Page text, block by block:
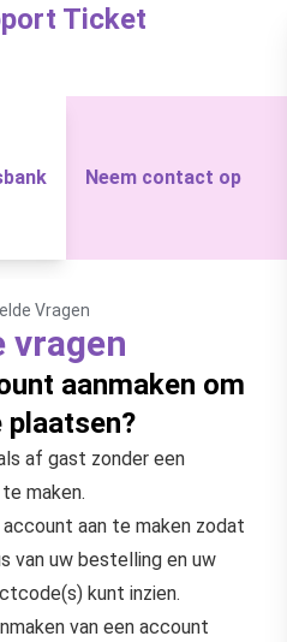
Ticket
Neem contact op
Vragen
vragen
aanmaken om
plaatsen?
af gast zonder een
maken.
aan te maken zodat
van uw bestelling en uw
kunt inzien.
van een account